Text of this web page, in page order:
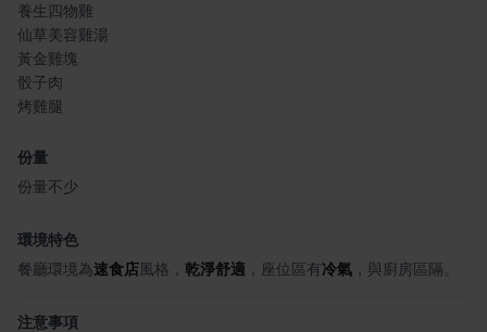
養生四物雞
仙草美容雞湯
黃金雞塊
骰子肉
烤雞腿
份量
份量不少
環境特色
餐廳環境為速食店風格， 乾淨舒適 ，座位區有 冷氣 ，與廚房區隔。
注意事項